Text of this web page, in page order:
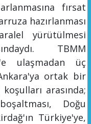
fırsat
hazırlanması
yürütülmesi
TBMM
ulaşmadan üç
ortak bir
arasında;
Doğu
Türkiye'ye,